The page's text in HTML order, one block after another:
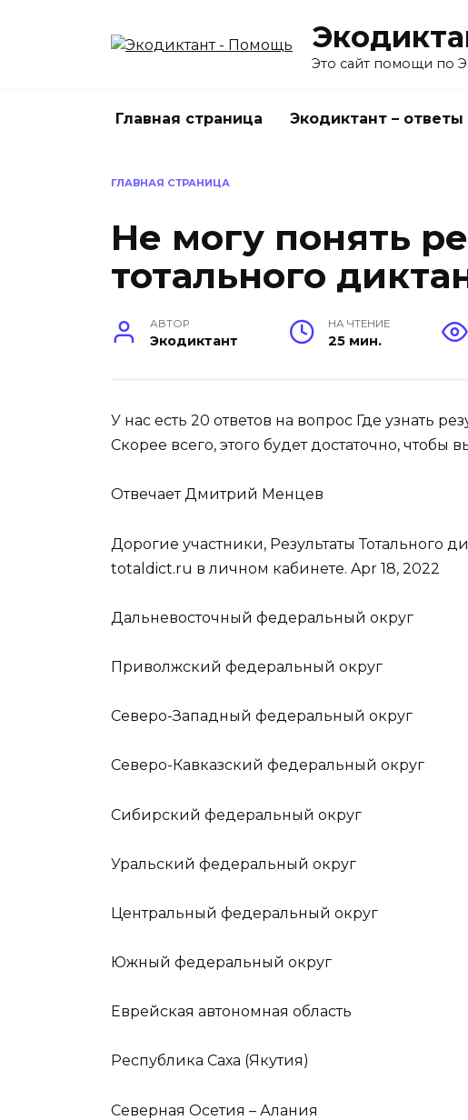
Это сайт помощи по
Главная страница Экодиктант – ответы
ГЛАВНАЯ СТРАНИЦА
Не могу понять
тотального
АВТОР
Экодиктант
НА ЧТЕНИЕ
25 мин.
У нас есть 20 ответов на вопрос Где узнать
Скорее всего, этого будет достаточно, чтобы
Отвечает Дмитрий Менцев
Дорогие участники, Результаты Тотального
totaldict.ru в личном кабинете. Apr 18, 2022
Дальневосточный федеральный округ
Приволжский федеральный округ
Северо-Западный федеральный округ
Северо-Кавказский федеральный округ
Сибирский федеральный округ
Уральский федеральный округ
Центральный федеральный округ
Южный федеральный округ
Еврейская автономная область
Республика Саха (Якутия)
Северная Осетия – Алания